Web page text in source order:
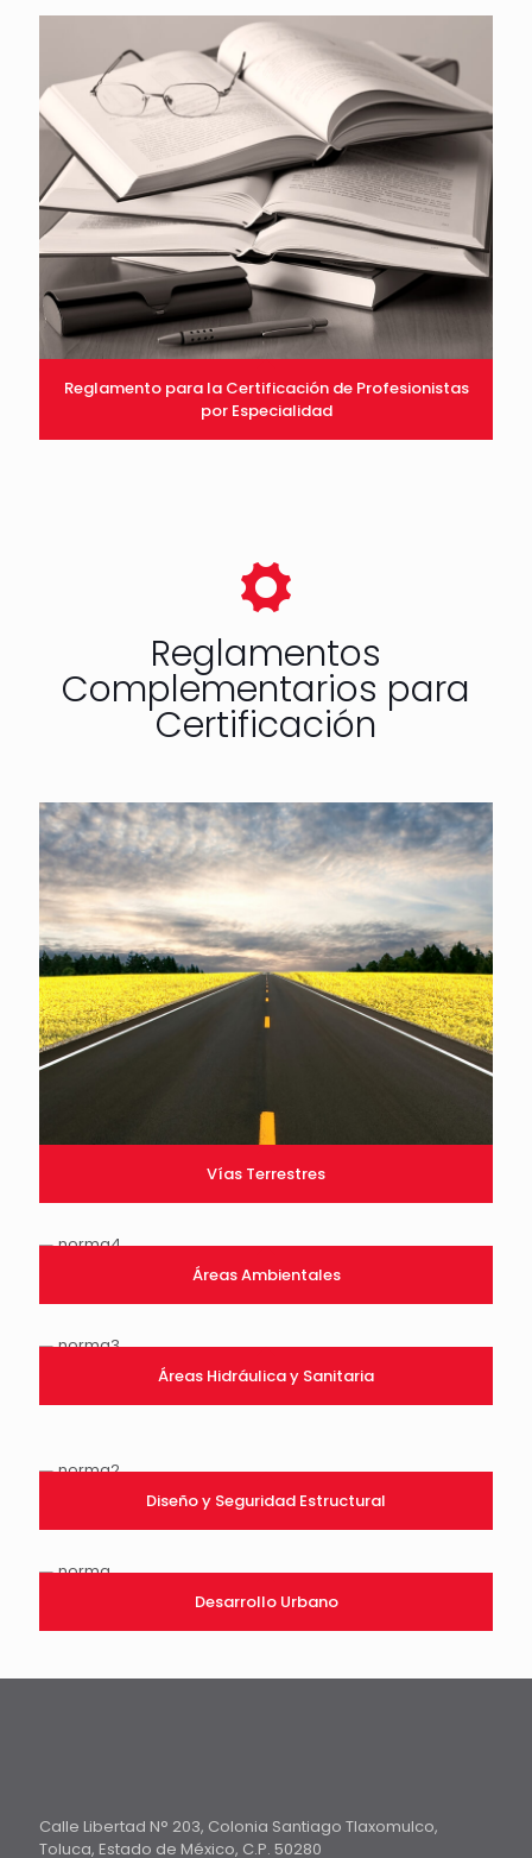
Reglamento para la Certificación de Profesionistas
por Especialidad
Reglamentos
Complementarios para
Certificación
Vías Terrestres
Áreas Ambientales
Áreas Hidráulica y Sanitaria
Diseño y Seguridad Estructural
Desarrollo Urbano
Calle Libertad N° 203, Colonia Santiago Tlaxomulco,
Toluca, Estado de México, C.P. 50280